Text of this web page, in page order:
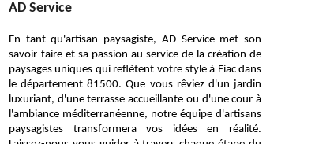
AD Service
En tant qu'artisan paysagiste, AD Service met son
savoir-faire et sa passion au service de la création de
paysages uniques qui reflètent votre style à Fiac dans
le département 81500. Que vous rêviez d'un jardin
luxuriant, d'une terrasse accueillante ou d'une cour à
l'ambiance méditerranéenne, notre équipe d'artisans
paysagistes transformera vos idées en réalité.